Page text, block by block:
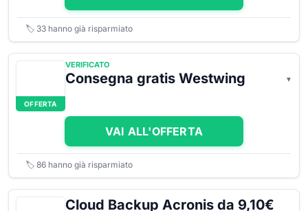
🏷️ 33 hanno già risparmiato
OFFERTA
VERIFICATO
Consegna gratis Westwing
VAI ALL'OFFERTA
🏷️ 86 hanno già risparmiato
Cloud Backup Acronis da 9,10€